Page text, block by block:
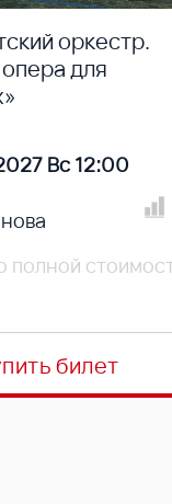
оркестр.
для
Вс 12:00
полной
билет